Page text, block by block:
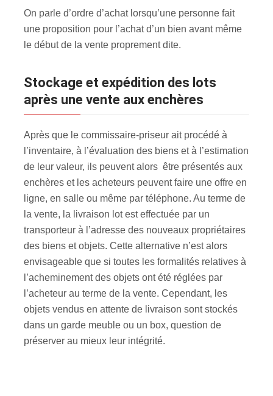
On parle d’ordre d’achat lorsqu’une personne fait
une proposition pour l’achat d’un bien avant même
le début de la vente proprement dite.
Stockage et expédition des lots
après une vente aux enchères
Après que le commissaire-priseur ait procédé à
l’inventaire, à l’évaluation des biens et à l’estimation
de leur valeur, ils peuvent alors être présentés aux
enchères et les acheteurs peuvent faire une offre en
ligne, en salle ou même par téléphone. Au terme de
la vente, la livraison lot est effectuée par un
transporteur à l’adresse des nouveaux propriétaires
des biens et objets. Cette alternative n’est alors
envisageable que si toutes les formalités relatives à
l’acheminement des objets ont été réglées par
l’acheteur au terme de la vente. Cependant, les
objets vendus en attente de livraison sont stockés
dans un garde meuble ou un box, question de
préserver au mieux leur intégrité.